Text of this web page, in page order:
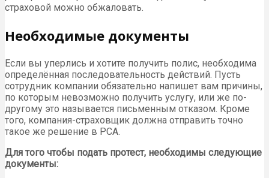
страховой можно обжаловать.
Необходимые документы
Если вы уперлись и хотите получить полис, необходима
определённая последовательность действий. Пусть
сотрудник компании обязательно напишет вам причины,
по которым невозможно получить услугу, или же по-
другому это называется письменным отказом. Кроме
того, компания-страховщик должна отправить точно
такое же решение в РСА.
Для того чтобы подать протест, необходимы следующие
документы: